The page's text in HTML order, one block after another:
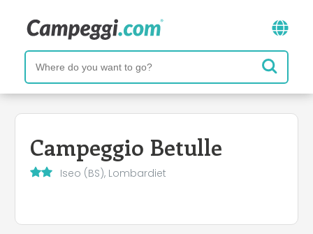
Campeggio Betulle
Iseo (BS), Lombardiet